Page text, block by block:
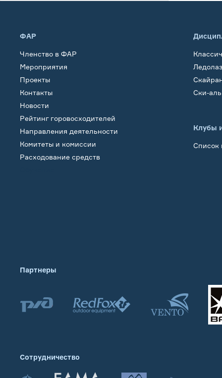
ФАР
Членство в ФАР
Мероприятия
Проекты
Контакты
Новости
Рейтинг горовосходителей
Направления деятельности
Комитеты и комиссии
Расходование средств
Ски-
Клубы
Список
Партнеры
Сотрудничество